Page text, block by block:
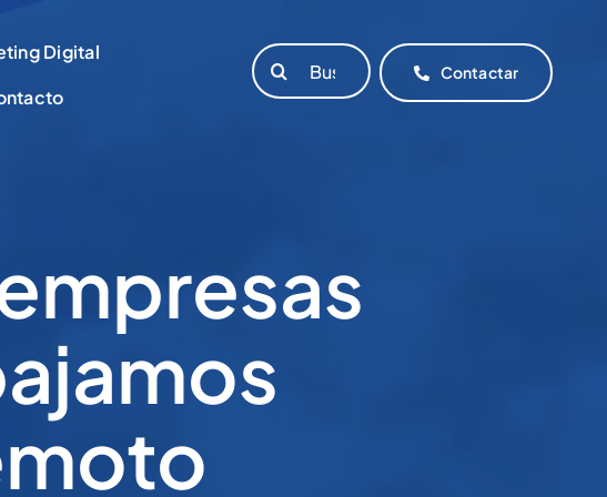
Digital
Buscar:
Contactar